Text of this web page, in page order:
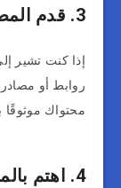
3. قدم المصادر للمعلومات:
إذا كنت تشير
روابط أو
محتواك موثوقًا
4. اهتم بالمقدمة: